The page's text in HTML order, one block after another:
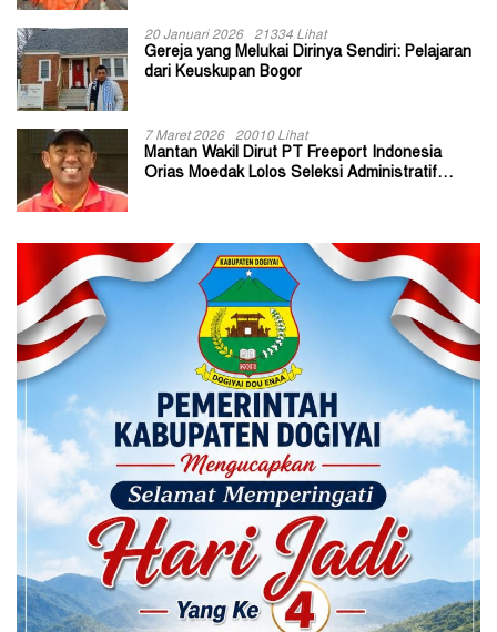
20 Januari 2026 21334 Lihat
Gereja yang Melukai Dirinya Sendiri: Pelajaran
dari Keuskupan Bogor
7 Maret 2026 20010 Lihat
Mantan Wakil Dirut PT Freeport Indonesia
Orias Moedak Lolos Seleksi Administratif